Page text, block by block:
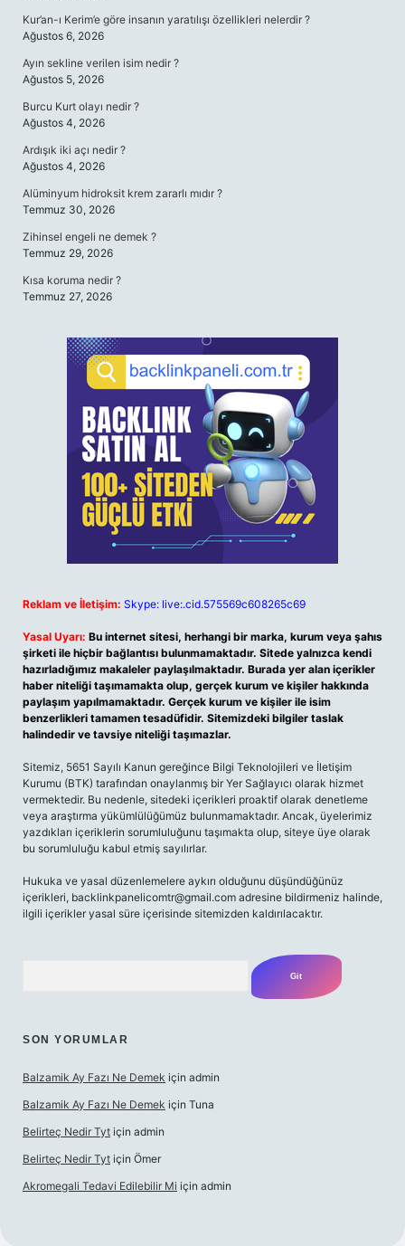
Kur’an-ı Kerim’e göre insanın yaratılışı özellikleri nelerdir ?
Ağustos 6, 2026
Ayın sekline verilen isim nedir ?
Ağustos 5, 2026
Burcu Kurt olayı nedir ?
Ağustos 4, 2026
Ardışık iki açı nedir ?
Ağustos 4, 2026
Alüminyum hidroksit krem zararlı mıdır ?
Temmuz 30, 2026
Zihinsel engeli ne demek ?
Temmuz 29, 2026
Kısa koruma nedir ?
Temmuz 27, 2026
Reklam ve İletişim: Skype: live:.cid.575569c608265c69
Yasal Uyarı: Bu internet sitesi, herhangi bir marka, kurum veya şahıs
şirketi ile hiçbir bağlantısı bulunmamaktadır. Sitede yalnızca kendi
hazırladığımız makaleler paylaşılmaktadır. Burada yer alan içerikler
haber niteliği taşımamakta olup, gerçek kurum ve kişiler hakkında
paylaşım yapılmamaktadır. Gerçek kurum ve kişiler ile isim
benzerlikleri tamamen tesadüfidir. Sitemizdeki bilgiler taslak
halindedir ve tavsiye niteliği taşımazlar.
Sitemiz, 5651 Sayılı Kanun gereğince Bilgi Teknolojileri ve İletişim
Kurumu (BTK) tarafından onaylanmış bir Yer Sağlayıcı olarak hizmet
vermektedir. Bu nedenle, sitedeki içerikleri proaktif olarak denetleme
veya araştırma yükümlülüğümüz bulunmamaktadır. Ancak, üyelerimiz
yazdıkları içeriklerin sorumluluğunu taşımakta olup, siteye üye olarak
bu sorumluluğu kabul etmiş sayılırlar.
Hukuka ve yasal düzenlemelere aykırı olduğunu düşündüğünüz
içerikleri, backlinkpanelicomtr@gmail.com adresine bildirmeniz halinde,
ilgili içerikler yasal süre içerisinde sitemizden kaldırılacaktır.
SON YORUMLAR
Balzamik Ay Fazı Ne Demek için admin
Balzamik Ay Fazı Ne Demek için Tuna
Belirteç Nedir Tyt için admin
Belirteç Nedir Tyt için Ömer
Akromegali Tedavi Edilebilir Mi için admin